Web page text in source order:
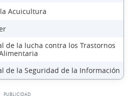
Acuicultura
de la lucha contra los Trastornos
de la Seguridad de la Información